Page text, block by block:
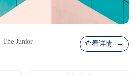
The Junior
查看详情 →